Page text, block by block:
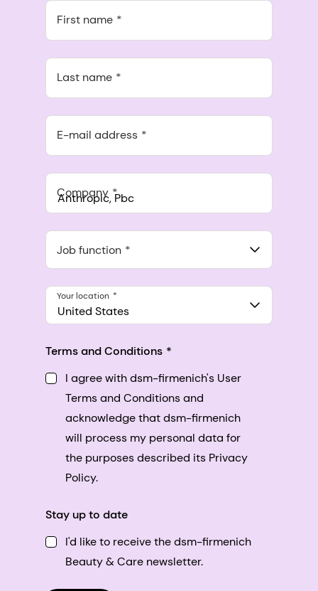
First name
Last name
E-mail address
Company
548 Market St Pmb 90375, San Francisco, California, US
Job function
United States
Your location
Terms and Conditions
I agree with dsm-firmenich's User
Terms and Conditions and
acknowledge that dsm-firmenich
will process my personal data for
the purposes described its Privacy
Policy.
Stay up to date
I'd like to receive the dsm-firmenich
Beauty & Care newsletter.